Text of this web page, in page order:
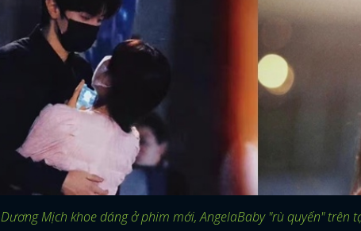
Dương Mịch khoe dáng ở phim mới, AngelaBaby "rù quyến" trên